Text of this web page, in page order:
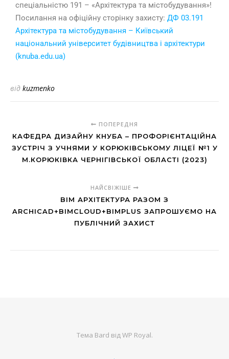
спеціальністю 191 – «Архітектура та містобудування»!
Посилання на офіційну сторінку захисту: ДФ 03.191
Архітектура та містобудування – Київський
національний університет будівництва i архітектури
(knuba.edu.ua)
від kuzmenko
ПОПЕРЕДНЯ
КАФЕДРА ДИЗАЙНУ КНУБА – ПРОФОРІЄНТАЦІЙНА
ЗУСТРІЧ З УЧНЯМИ У КОРЮКІВСЬКОМУ ЛІЦЕЇ №1 У
М.КОРЮКІВКА ЧЕРНІГІВСЬКОЇ ОБЛАСТІ (2023)
НАЙСВІЖІШЕ
BIM АРХІТЕКТУРА РАЗОМ З
ARCHICAD+BIMCLOUD+BIMPLUS ЗАПРОШУЄМО НА
ПУБЛІЧНИЙ ЗАХИСТ
Тема Bard відWP Royal.